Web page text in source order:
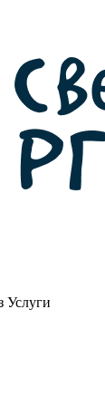
Услуги